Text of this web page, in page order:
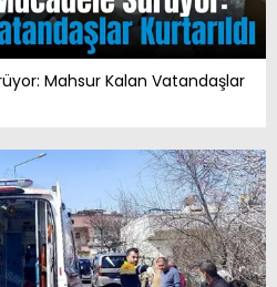
Mahsur Kalan Vatandaşlar